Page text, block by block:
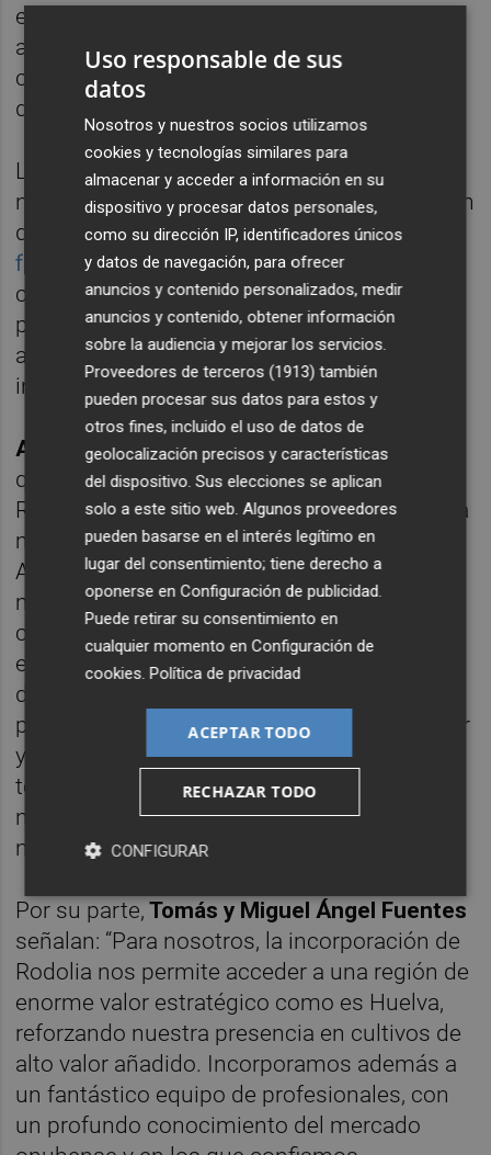
experiencia y conocimiento del tejido
agrícola local, que se consideran elementos
clave para el éxito de la integración y el
desarrollo futuro del negocio en la región.
La incorporación de Rodolia representa un
nuevo paso en la estrategia de consolidación
de Grupo Agrosana, empresa propiedad del
fondo de inversión Corpfin Capital,
convertido en una de las mayores
plataformas independiente de
asesoramiento técnico y distribución de
insumos agrícolas en España.
Andrea Lepe y María Ángeles Ortega
quienes continuarán como directivas de
Rodolia, destacan: “El equipo de Rodolia está
muy ilusionado de formar parte de Grupo
Agrosana, con quien compartimos una
misma cultura empresarial y valores
centrados en la cercanía al agricultor, la
excelencia técnica y el compromiso con el
desarrollo del sector. Esta unión nos
permitirá reforzar nuestra propuesta de valor
y acceder a una red amplia de recursos
técnicos, manteniendo al mismo tiempo
nuestra identidad, que ha sido clave en
nuestro desarrollo en Huelva”.
Por su parte, Tomás y Miguel Ángel Fuentes
señalan: “Para nosotros, la incorporación de
Rodolia nos permite acceder a una región de
enorme valor estratégico como es Huelva,
reforzando nuestra presencia en cultivos de
alto valor añadido. Incorporamos además a
un fantástico equipo de profesionales, con
un profundo conocimiento del mercado
Uso responsable de sus
datos
Nosotros y nuestros socios utilizamos
cookies y tecnologías similares para
almacenar y acceder a información en su
dispositivo y procesar datos personales,
como su dirección IP, identificadores únicos
y datos de navegación, para ofrecer
anuncios y contenido personalizados, medir
anuncios y contenido, obtener información
sobre la audiencia y mejorar los servicios.
Proveedores de terceros (1913) también
pueden procesar sus datos para estos y
otros fines, incluido el uso de datos de
geolocalización precisos y características
del dispositivo. Sus elecciones se aplican
solo a este sitio web. Algunos proveedores
pueden basarse en el interés legítimo en
lugar del consentimiento; tiene derecho a
oponerse enConfiguración de publicidad
Puede retirar su consentimiento en
cualquier momento enConfiguración de
cookies .Política de privacidad
ACEPTAR TODO
RECHAZAR TODO
CONFIGURAR